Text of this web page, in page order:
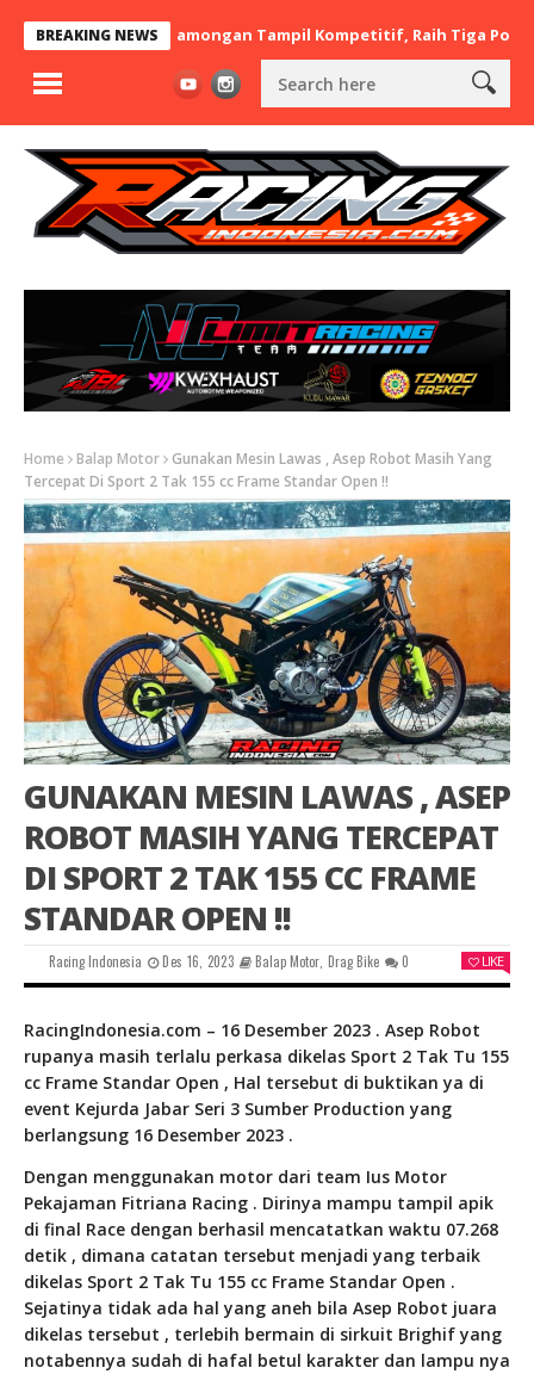
BREAKING NEWS
Asal Lamongan Tampil Kompetitif, Raih Tiga Podium di
Home Balap Motor Gunakan Mesin Lawas , Asep Robot Masih Yang
Tercepat Di Sport 2 Tak 155 cc Frame Standar Open !!
GUNAKAN MESIN LAWAS , ASEP
ROBOT MASIH YANG TERCEPAT
DI SPORT 2 TAK 155 CC FRAME
STANDAR OPEN !!
Racing Indonesia Des 16, 2023 Balap Motor, Drag Bike 0 LIKE
RacingIndonesia.com – 16 Desember 2023 . Asep Robot
rupanya masih terlalu perkasa dikelas Sport 2 Tak Tu 155
cc Frame Standar Open , Hal tersebut di buktikan ya di
event Kejurda Jabar Seri 3 Sumber Production yang
berlangsung 16 Desember 2023 .
Dengan menggunakan motor dari team Ius Motor
Pekajaman Fitriana Racing . Dirinya mampu tampil apik
di final Race dengan berhasil mencatatkan waktu 07.268
detik , dimana catatan tersebut menjadi yang terbaik
dikelas Sport 2 Tak Tu 155 cc Frame Standar Open .
Sejatinya tidak ada hal yang aneh bila Asep Robot juara
dikelas tersebut , terlebih bermain di sirkuit Brighif yang
notabennya sudah di hafal betul karakter dan lampu nya